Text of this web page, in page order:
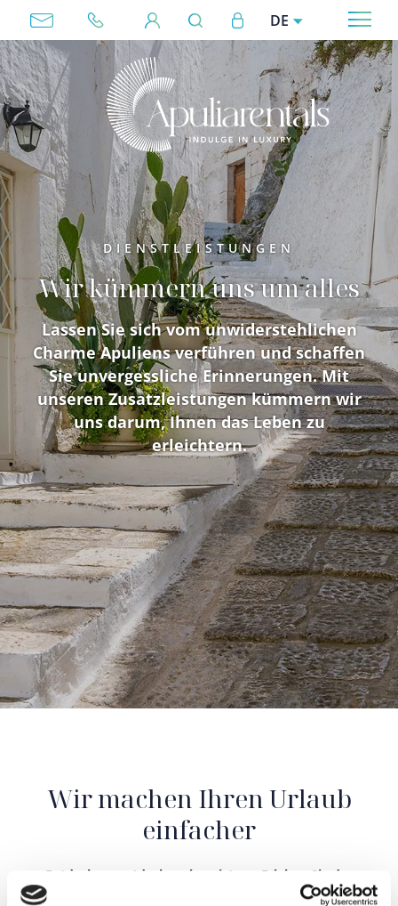
Direkt zum Inhalt User account menu
DE
Megamenu
DIENSTLEISTUNGEN
Wir kümmern uns um alles
Lassen Sie sich vom unwiderstehlichen
Charme Apuliens verführen und schaffen
Sie unvergessliche Erinnerungen. Mit
unseren Zusatzleistungen kümmern wir
uns darum, Ihnen das Leben zu
erleichtern.
Wir machen Ihren Urlaub
einfacher
Entdecken, entdecken, begeistern: Erleben Sie das
authentische Apulien mit allen Annehmlichkeiten von